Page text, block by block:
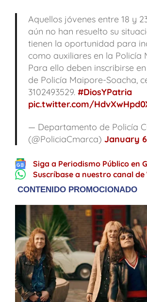
Aquellos jóvenes entre 18 y
aún no han resuelto su
tienen la oportunidad para
como auxiliares en la Policía
Para ello deben inscribirse
de Policía Maipore-Soacha,
3102493529. #DiosYPatria
pic.twitter.com/
— Departamento de Policía
(@PoliciaCmarca) January
Siga a Periodismo Público en
Suscríbase a nuestro canal